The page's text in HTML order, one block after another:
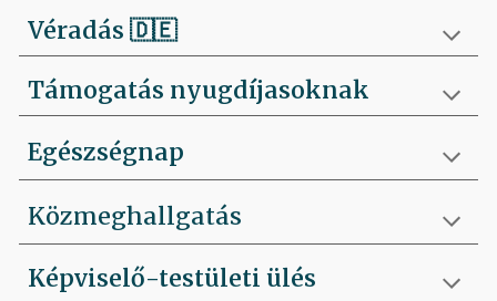
Véradás🇩🇪
Támogatás nyugdíjasoknak
Egészségnap
Közmeghallgatás
Képviselő-testületi ülés